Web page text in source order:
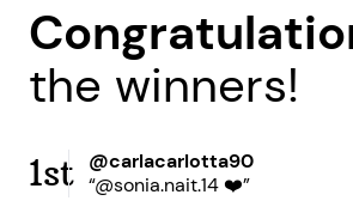
the winners!
1st
@carlacarlotta90
“@sonia.nait.14 ❤️”